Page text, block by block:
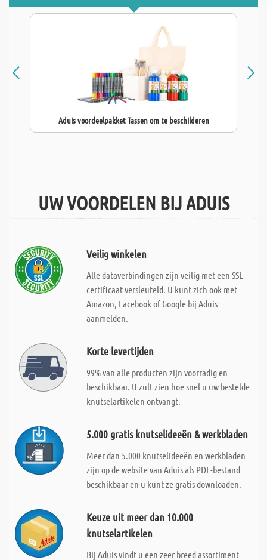
Aduis voordeelpakket Tassen om te beschilderen
UW VOORDELEN BIJ ADUIS
Veilig winkelen
Alle dataverbindingen zijn veilig met een SSL
certificaat versleuteld. U kunt zich ook met
Amazon, Facebook of Google bij Aduis
aanmelden.
Korte levertijden
99% van alle producten zijn voorradig en
beschikbaar. U zult zien hoe snel u uw bestelde
knutselartikelen ontvangt.
5.000 gratis knutselideeën & werkbladen
Meer dan 5.000 knutselideeën en werkbladen
zijn op de website van Aduis als PDF-bestand
beschikbaar en u kunt ze gratis downloaden.
Keuze uit meer dan 10.000
knutselartikelen
Bij Aduis vindt u een zeer breed assortiment